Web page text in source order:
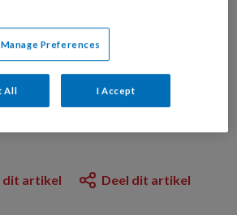
abonnee? Log dan in
dit artikel Deel dit artikel
Manage Preferences
All I Accept